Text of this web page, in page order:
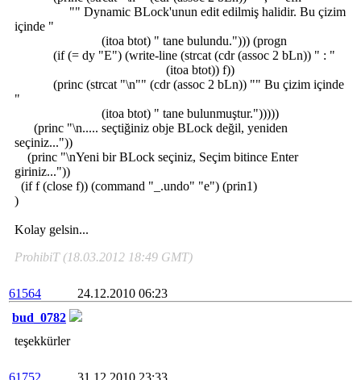
"" Dynamic BLock'unun edit edilmiş halidir. Bu çizim
içinde "
(itoa btot) " tane bulundu."))) (progn
(if (= dy "E") (write-line (strcat (cdr (assoc 2 bLn)) " : "
(itoa btot)) f))
(princ (strcat "\n"" (cdr (assoc 2 bLn)) "" Bu çizim içinde
"
(itoa btot) " tane bulunmuştur.")))))
(princ "\n..... seçtiğiniz obje BLock değil, yeniden
seçiniz..."))
(princ "\nYeni bir BLock seçiniz, Seçim bitince Enter
giriniz..."))
(if f (close f)) (command "_.undo" "e") (prin1)
)
Kolay gelsin...
ProhibiT (18.03.2012 18:49 GMT)
61564
24.12.2010 06:23
bud_0782
teşekkürler
61752 31.12.2010 23:33